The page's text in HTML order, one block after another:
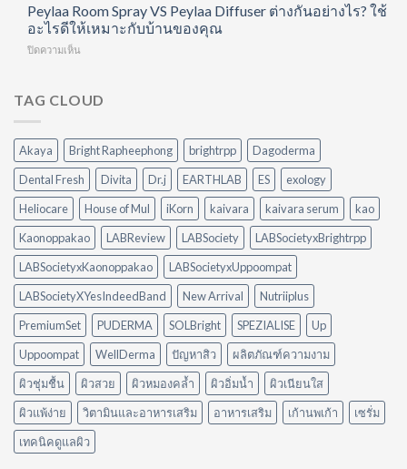
หนึ่ง
เดียว
ทำได้
เอง
ตื่น
มา
สดชื่น
เสร็จ
แต่
ครัว
5
คราบ
น้ำมัน
แบบ
ไม่
ต้อง
ออกแรง
ขัด
Peylaa Room Spray VS Peylaa Diffuser ต่างกันอย่างไร? ใช้
อะไรดีให้เหมาะกับบ้านของคุณ
ปิดความเห็น
Spray
Diffuser
ต่าง
กัน
อย่างไร?
ใช้
อะไร
ดี
ให้
เหมาะ
กับ
บ้าน
ของ
คุณ
TAG CLOUD
Akaya Bright Rapheephong brightrpp
Dagoderma
Dental Fresh
Divita Dr.j EARTHLAB ES
exology
Heliocare
House of Mul iKorn kaivara kaivara serum
kao
Kaonoppakao
LABReview LABSociety
LABSocietyxBrightrpp
LABSocietyxKaonoppakao
LABSocietyxUppoompat
LABSocietyXYesIndeedBand
New Arrival
Nutriiplus
PremiumSet
PUDERMA SOLBright SPEZIALISE
Up
Uppoompat
WellDerma ปัญหาสิว
ผลิตภัณฑ์ความงาม
ผิวชุ่มชื้น
ผิวสวย ผิวหมองคล้ำ ผิวอิ่มน้ำ
ผิวเนียนใส
ผิวแพ้ง่าย
วิตามินและอาหารเสริม อาหารเสริม เก้านพเก้า
เซรั่ม
เทคนิคดูแลผิว